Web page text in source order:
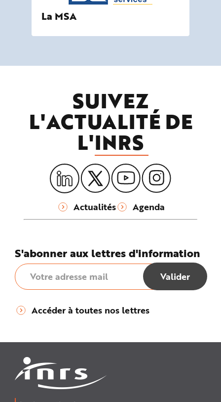
La MSA
SUIVEZ
L'ACTUALITÉ DE
L'INRS
Actualités Agenda
S'abonner aux lettres d'information
Accéder à toutes nos lettres